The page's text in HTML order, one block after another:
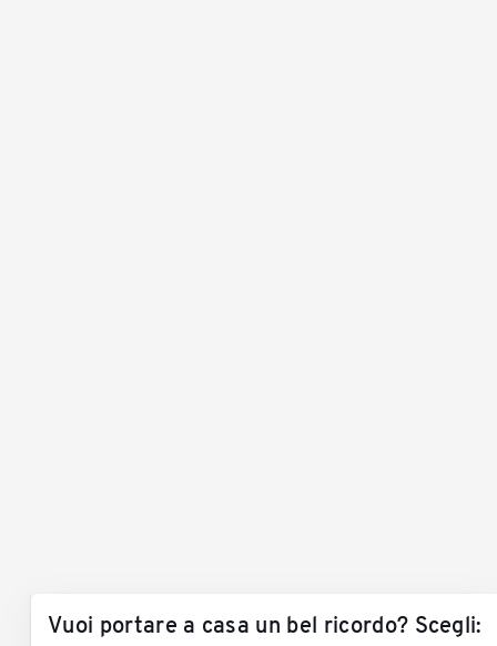
Vuoi portare a casa un bel ricordo? Scegli: